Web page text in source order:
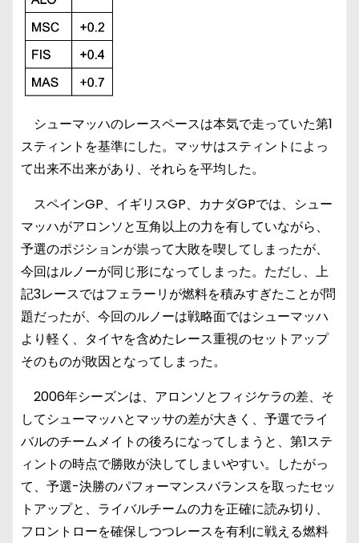
シューマッハのレースペースは本気で走っていた第1
スティントを基準にした。マッサはスティントによっ
て出来不出来があり、それらを平均した。
スペインGP、イギリスGP、カナダGPでは、シュー
マッハがアロンソと互角以上の力を有していながら、
予選のポジションが祟って大敗を喫してしまったが、
今回はルノーが同じ形になってしまった。ただし、上
記3レースではフェラーリが燃料を積みすぎたことが問
題だったが、今回のルノーは戦略面ではシューマッハ
より軽く、タイヤを含めたレース重視のセットアップ
そのものが敗因となってしまった。
2006年シーズンは、アロンソとフィジケラの差、そ
してシューマッハとマッサの差が大きく、予選でライ
バルのチームメイトの後ろになってしまうと、第1ステ
ィントの時点で勝敗が決してしまいやすい。したがっ
て、予選-決勝のパフォーマンスバランスを取ったセッ
トアップと、ライバルチームの力を正確に読み切り、
フロントローを確保しつつレースを有利に戦える燃料